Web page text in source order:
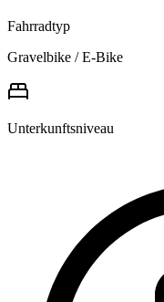
Fahrradtyp
Gravelbike / E-Bike
Unterkunftsniveau